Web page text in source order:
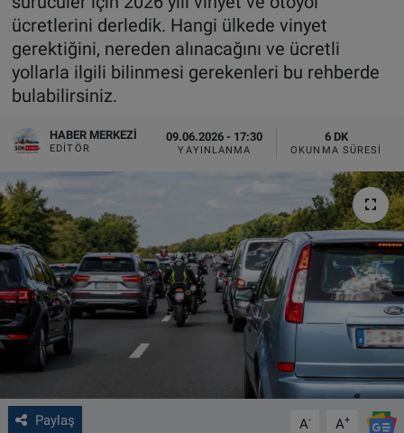
ücretlerini derledik. Hangi ülkede vinyet
gerektiğini, nereden alınacağını ve ücretli
yollarla ilgili bilinmesi gerekenleri bu rehberde
bulabilirsiniz.
HABER MERKEZI
EDITÖR
09.06.2026 - 17:30
YAYINLANMA
6 DK
OKUNMA SÜRESI
Paylaş A- A+
SAĞLIK - YAŞAM
BİLİM-TEKNOLOJİ
BİLİM-TEKNOLOJİ
SAĞLIK
FOTO GALERİ
VIDEO GALERİ
ALGEMENE VOORWAARDEN
CONTACT
Çerez Politikası
Son Dakika Haberleri
Haber Arşivi